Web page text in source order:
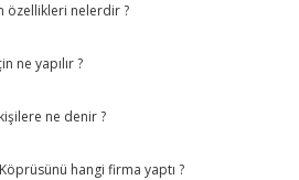
özellikleri nelerdir ?
ne yapılır ?
ne denir ?
hangi firma yaptı ?